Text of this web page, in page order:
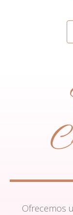
Ofrecemos